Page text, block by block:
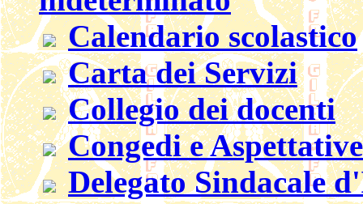
Calendario scolastico
Carta dei Servizi
Collegio dei docenti
Congedi e Aspettative
Delegato Sindacale